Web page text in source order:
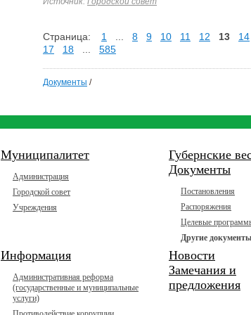
Страница: 1 8 9 10 11 12 13 14
17
18 585
Документы /
Муниципалитет
Администрация
Городской совет
Учреждения
Губернские
Документы
Постановления
Распоряжения
Целевые
Другие документы
Информация
Административная реформа
(государственные и муниципальные
услуги)
Новости
Замечания и
предложения